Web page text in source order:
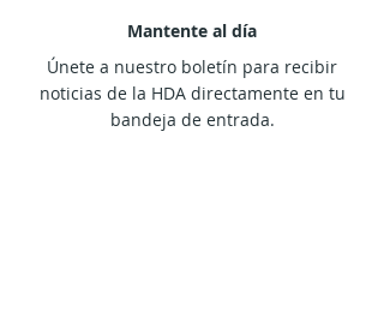
Mantente al día
Únete a nuestro boletín para recibir
noticias de la HDA directamente en tu
bandeja de entrada.